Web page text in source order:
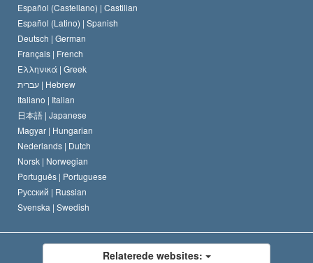
David Miscavige
Español (Castellano) | Castilian
Español (Latino) | Spanish
Deutsch | German
Français | French
Ελληνικά | Greek
עברית | Hebrew
Italiano | Italian
日本語 | Japanese
Magyar | Hungarian
Nederlands | Dutch
Norsk | Norwegian
Português | Portuguese
Русский | Russian
Svenska | Swedish
Relaterede websites: